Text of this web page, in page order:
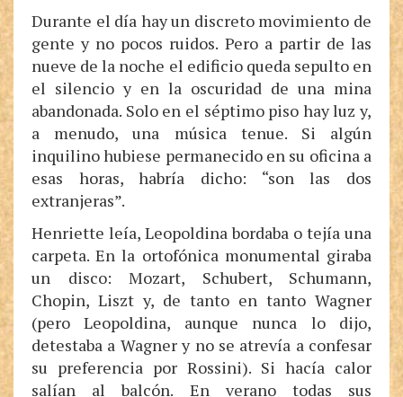
Durante el día hay un discreto movimiento de
gente y no pocos ruidos. Pero a partir de las
nueve de la noche el edificio queda sepulto en
el silencio y en la oscuridad de una mina
abandonada. Solo en el séptimo piso hay luz y,
a menudo, una música tenue. Si algún
inquilino hubiese permanecido en su oficina a
esas horas, habría dicho: “son las dos
extranjeras”.
Henriette leía, Leopoldina bordaba o tejía una
carpeta. En la ortofónica monumental giraba
un disco: Mozart, Schubert, Schumann,
Chopin, Liszt y, de tanto en tanto Wagner
(pero Leopoldina, aunque nunca lo dijo,
detestaba a Wagner y no se atrevía a confesar
su preferencia por Rossini). Si hacía calor
salían al balcón. En verano todas sus